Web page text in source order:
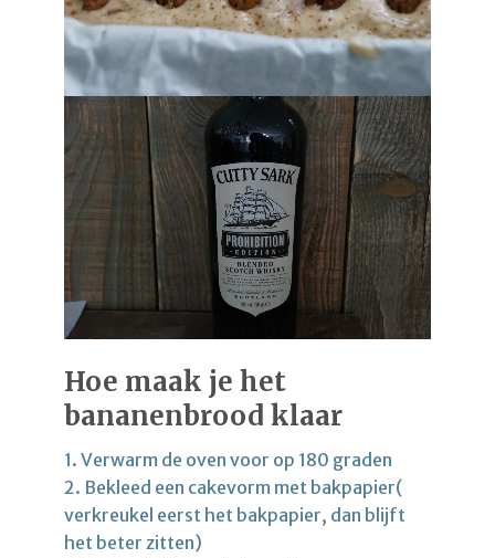
Hoe maak je het
bananenbrood klaar
1. Verwarm de oven voor op 180 graden
2. Bekleed een cakevorm met bakpapier(
verkreukel eerst het bakpapier, dan blijft
het beter zitten)